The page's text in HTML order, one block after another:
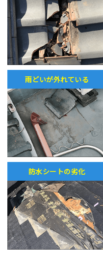
雨どいが外れている
防水シートの劣化